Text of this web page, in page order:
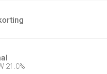
21.0%